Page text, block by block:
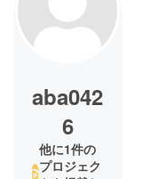
aba042
6
他に1件の
プロジェク